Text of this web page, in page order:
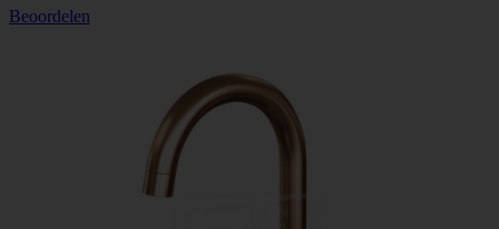
Beoordelen